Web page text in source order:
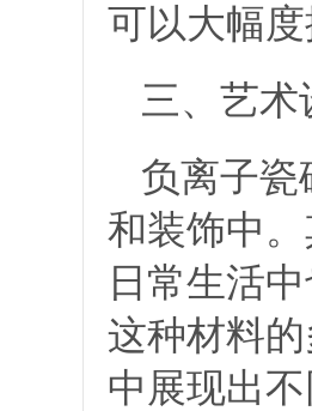
可以大幅
三、艺术
负离子瓷
和装饰中
日常生活
这种材料
中展现出